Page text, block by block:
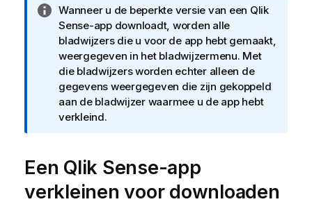
I
n
f
o
r
m
a
t
Wanneer u de beperkte versie van een Qlik
Sense-app downloadt, worden alle
bladwijzers die u voor de app hebt gemaakt,
weergegeven in het bladwijzermenu. Met
die bladwijzers worden echter alleen de
gegevens weergegeven die zijn gekoppeld
aan de bladwijzer waarmee u de app hebt
verkleind.
Een Qlik Sense-app
verkleinen voor downloaden